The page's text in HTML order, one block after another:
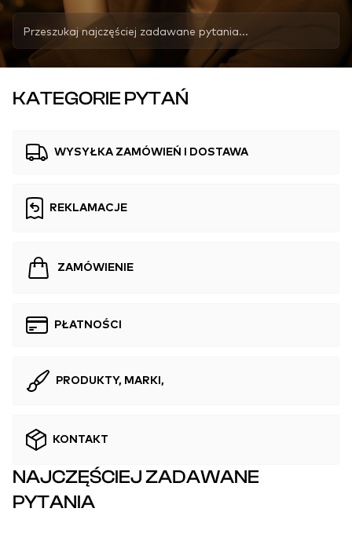
KATEGORIE PYTAŃ
WYSYŁKA ZAMÓWIEŃ I DOSTAWA
REKLAMACJE
ZAMÓWIENIE
PŁATNOŚCI
PRODUKTY, MARKI,
KONTAKT
NAJCZĘŚCIEJ ZADAWANE
PYTANIA